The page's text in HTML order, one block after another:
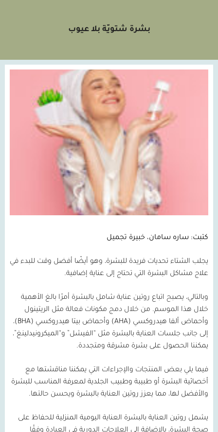
بشرة شتويّة بلا عيوب
كتبت: ساره سامان، خبيرة تجميل
يجلب الشتاء تحديات فريدة للبشرة، وهو أيضًا أفضل وقت للبدء في
علاج مشاكل البشرة التي تحتاج إلى عناية إضافية.
وبالتالي، يصبح اتباع روتين عناية شامل بالبشرة أمرًا بالغ الأهمية
خلال هذا الموسم. من خلال دمج مكونات فعالة مثل الريتينول
وأحماض ألفا هيدروكسي (AHA) وأحماض بيتا هيدروكسي (BHA)
،
إلى جانب جلسات العناية بالبشرة مثل “الفيشل” و“الميكرونيدلينغ”،
يمكننا الحصول على بشرة مشرقة ومتجددة.
فيما يلي بعض المنتجات والإجراءات التي يمكننا مناقشتها مع
أخصائية البشرة أو طبيبة وطبيب الجلدية لمعرفة المناسب للبشرة
والأفضل لها، مما يعزز روتين العناية بالبشرة ويحسن حالتها.
يشمل روتين العناية بالبشرة العناية اليومية المنزلية للحفاظ على